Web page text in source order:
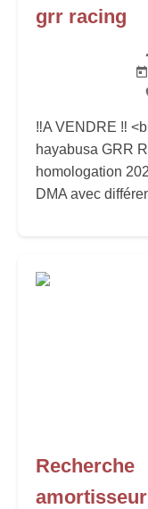
grr racing
‼️A VENDRE ‼️
hayabusa GRR
homologation
DMA avec
Recherche